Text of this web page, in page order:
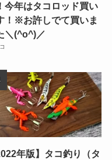
今年はタコロッド買い
！※お許しでて買いま
＼(^o^)／
年版】タコ釣り（タ